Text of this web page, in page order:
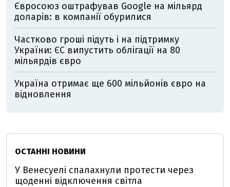
Євросоюз оштрафував Google на мільярд
доларів: в компанії обурилися
Частково гроші підуть і на підтримку
України: ЄС випустить облігації на 80
мільярдів євро
Україна отримає ще 600 мільйонів євро на
відновлення
ОСТАННІ НОВИНИ
У Венесуелі спалахнули протести через
щоденні відключення світла